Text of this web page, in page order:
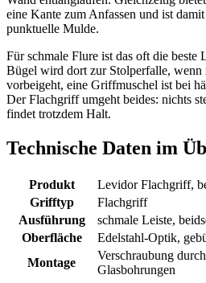
eine Kante zum Anfassen und ist
punktuelle Mulde.
Für schmale Flure ist das oft die beste
Bügel wird dort zur Stolperfalle, wenn
vorbeigeht, eine Griffmuschel ist bei
Der Flachgriff umgeht beides: nichts
findet trotzdem Halt.
Technische Daten im
Produkt
Levidor Flachgriff,
Grifftyp
Flachgriff
Ausführung
schmale Leiste,
Oberfläche
Edelstahl-Optik,
Montage
Verschraubung
Glasbohrungen